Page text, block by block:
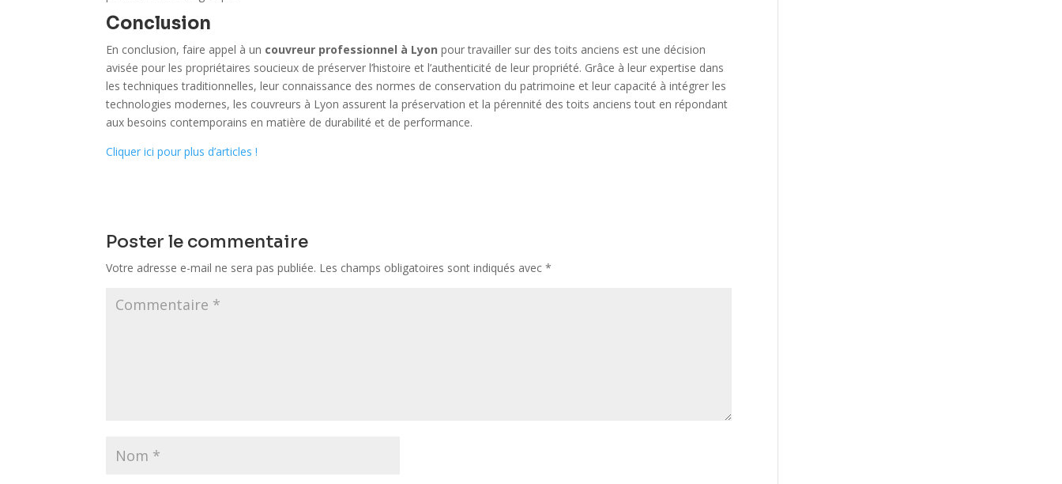
Conclusion
En conclusion, faire appel à un couvreur professionnel à Lyon pour travailler sur des toits anciens est une décision
avisée pour les propriétaires soucieux de préserver l’histoire et l’authenticité de leur propriété. Grâce à leur expertise dans
les techniques traditionnelles, leur connaissance des normes de conservation du patrimoine et leur capacité à intégrer les
technologies modernes, les couvreurs à Lyon assurent la préservation et la pérennité des toits anciens tout en répondant
aux besoins contemporains en matière de durabilité et de performance.
Cliquer ici pour plus d’articles !
Poster le commentaire
Votre adresse e-mail ne sera pas publiée. Les champs obligatoires sont indiqués avec*